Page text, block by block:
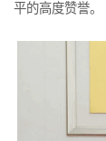
平的高度赞誉。